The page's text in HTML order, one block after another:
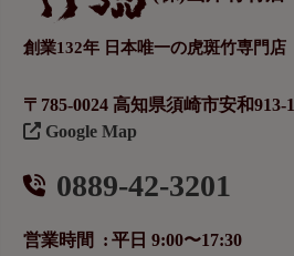
創業132年 日本唯一の虎斑竹専門店
〒785-0024 高知県須崎市安和913-1
Google Map
0889-42-3201
営業時間
平日 9:00〜17:30